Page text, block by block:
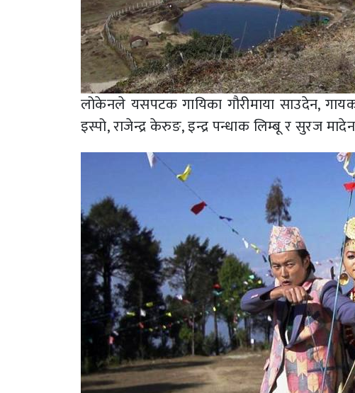
लोकेनले यसपटक गायिका गौरीमाया साउदेन,
इस्पो, राजेन्द्र केरुङ, इन्द्र पन्धाक लिम्बू र सुरज